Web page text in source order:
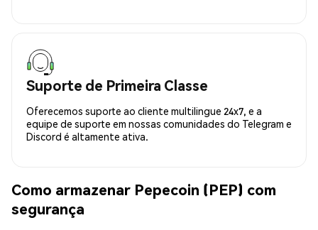
Suporte de Primeira Classe
Oferecemos suporte ao cliente multilingue 24x7, e a
equipe de suporte em nossas comunidades do Telegram e
Discord é altamente ativa.
Como armazenar Pepecoin (PEP) com
segurança